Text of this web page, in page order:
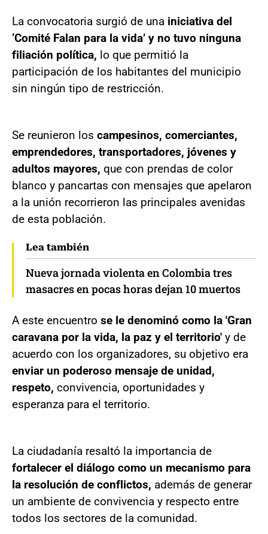
La convocatoria surgió de una iniciativa del
‘Comité Falan para la vida’ y no tuvo ninguna
filiación política, lo que permitió la
participación de los habitantes del municipio
sin ningún tipo de restricción.
Se reunieron los campesinos, comerciantes,
emprendedores, transportadores, jóvenes y
adultos mayores, que con prendas de color
blanco y pancartas con mensajes que apelaron
a la unión recorrieron las principales avenidas
de esta población.
Lea también
Nueva jornada violenta en Colombia tres
masacres en pocas horas dejan 10 muertos
A este encuentro se le denominó como la 'Gran
caravana por la vida, la paz y el territorio' y de
acuerdo con los organizadores, su objetivo era
enviar un poderoso mensaje de unidad,
respeto, convivencia, oportunidades y
esperanza para el territorio.
La ciudadanía resaltó la importancia de
fortalecer el diálogo como un mecanismo para
la resolución de conflictos, además de generar
un ambiente de convivencia y respecto entre
todos los sectores de la comunidad.